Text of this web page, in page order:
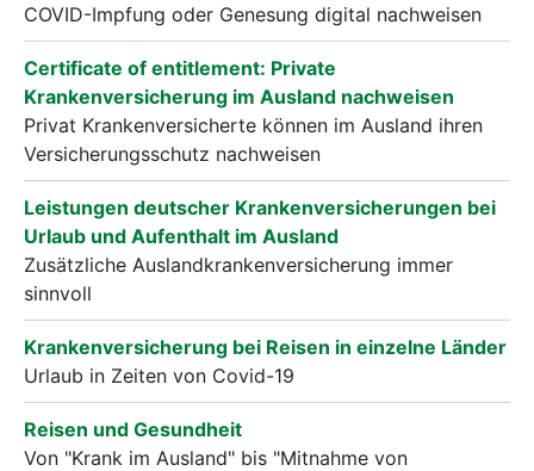
COVID-Impfung oder Genesung digital nachweisen
Certificate of entitlement: Private
Krankenversicherung im Ausland nachweisen
Privat Krankenversicherte können im Ausland ihren
Versicherungsschutz nachweisen
Leistungen deutscher Krankenversicherungen bei
Urlaub und Aufenthalt im Ausland
Zusätzliche Auslandkrankenversicherung immer
sinnvoll
Krankenversicherung bei Reisen in einzelne Länder
Urlaub in Zeiten von Covid-19
Reisen und Gesundheit
Von "Krank im Ausland" bis "Mitnahme von